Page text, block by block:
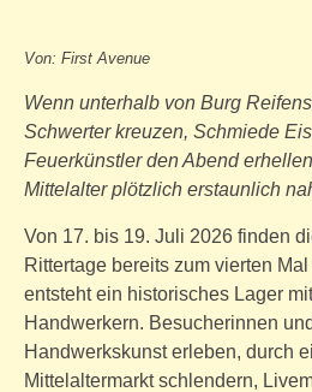
Von: First Avenue
Wenn unterhalb von Burg
Schwerter kreuzen, Schmiede
Feuerkünstler den Abend
Mittelalter plötzlich erstaunlich
Von 17. bis 19. Juli 2026 finden
Rittertage bereits zum vierten
entsteht ein historisches Lager
Handwerkern. Besucherinnen
Handwerkskunst erleben, durch
Mittelaltermarkt schlendern,